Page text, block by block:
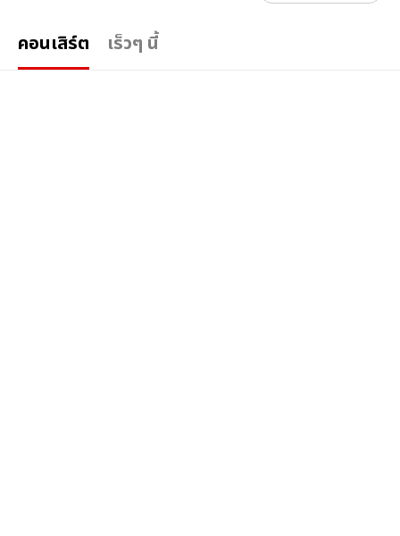
คอนเสิร์ต เร็วๆ นี้